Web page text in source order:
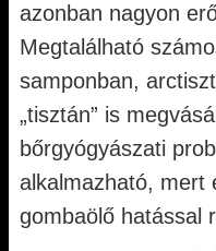
azonban nagyon
Megtalálható
samponban,
„tisztán” is
bőrgyógyászati
alkalmazható, mert
gombaölő hatással